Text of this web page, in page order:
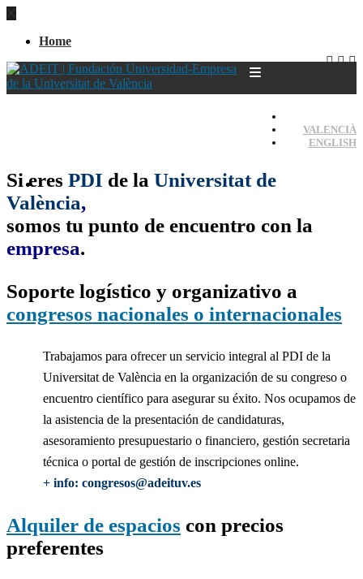
Home
VALENCIÀ
ENGLISH
Home
Si eres PDI de la Universitat de
València,
somos tu punto de encuentro con la
empresa.
Soporte logístico y organizativo a
congresos nacionales o internacionales
Trabajamos para ofrecer un servicio integral al PDI de la
Universitat de València en la organización de su congreso o
encuentro científico para asegurar su éxito. Nos ocupamos de
la asistencia de la presentación de candidaturas,
asesoramiento presupuestario o financiero, gestión secretaria
técnica o portal de gestión de inscripciones online.
+ info: congresos@adeituv.es
Alquiler de espacios con precios
preferentes